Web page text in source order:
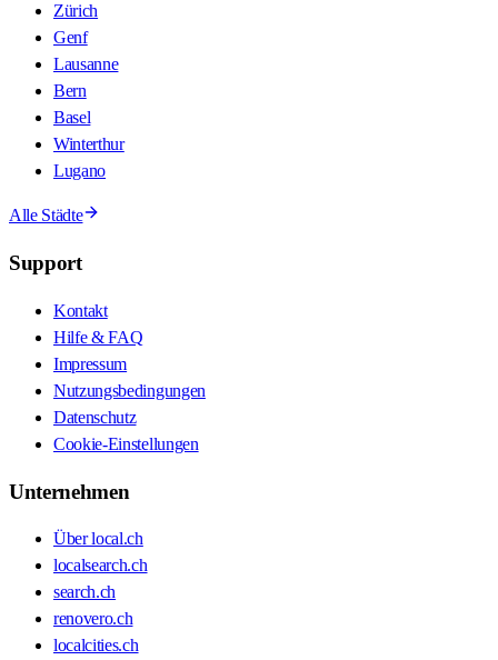
Zürich
Genf
Lausanne
Bern
Basel
Winterthur
Lugano
Alle Städte
Support
Kontakt
Hilfe & FAQ
Impressum
Nutzungsbedingungen
Datenschutz
Cookie-Einstellungen
Unternehmen
Über local.ch
localsearch.ch
search.ch
renovero.ch
localcities.ch